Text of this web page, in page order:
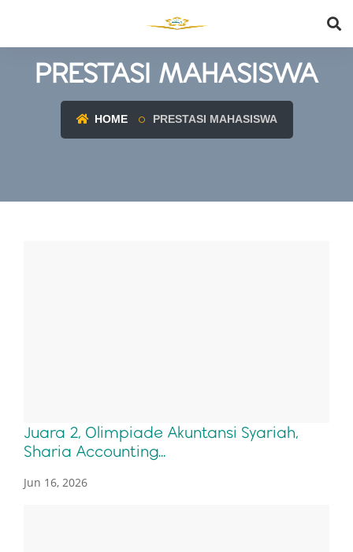
PRESTASI MAHASISWA
HOME PRESTASI MAHASISWA
Juara 2, Olimpiade Akuntansi Syariah,
Sharia Accounting...
Jun 16, 2026